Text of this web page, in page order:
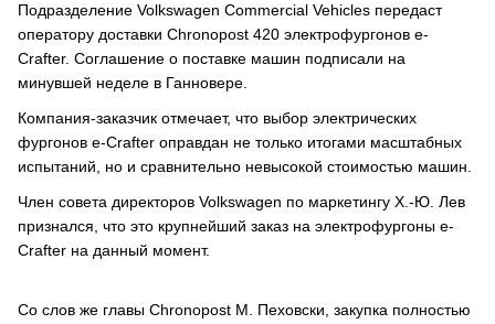
Подразделение Volkswagen Commercial Vehicles передаст
оператору доставки Chronopost 420 электрофургонов e-
Crafter. Соглашение о поставке машин подписали на
минувшей неделе в Ганновере.
Компания-заказчик отмечает, что выбор электрических
фургонов e-Crafter оправдан не только итогами масштабных
испытаний, но и сравнительно невысокой стоимостью машин.
Член совета директоров Volkswagen по маркетингу Х.-Ю. Лев
признался, что это крупнейший заказ на электрофургоны e-
Crafter на данный момент.
Со слов же главы Chronopost М. Пеховски, закупка полностью